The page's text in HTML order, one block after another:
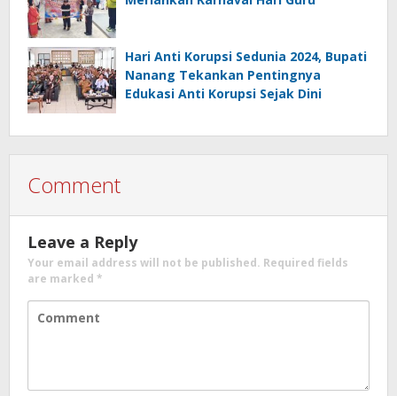
Hari Anti Korupsi Sedunia 2024, Bupati
Nanang Tekankan Pentingnya
Edukasi Anti Korupsi Sejak Dini
Comment
Leave a Reply
Your email address will not be published. Required fields
are marked *